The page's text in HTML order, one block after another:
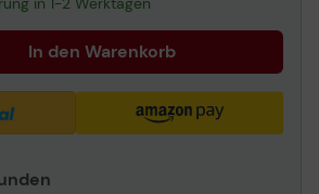
In den Warenkorb